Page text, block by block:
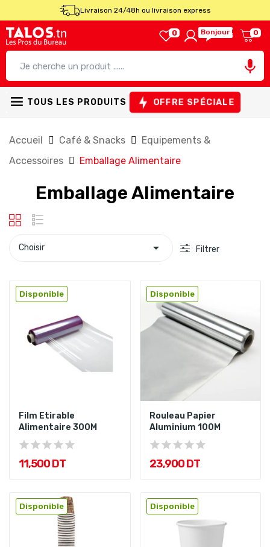
Livraison 24/48h ou livraison express
0 Bonjour ! 0

TOUS LES PRODUITS OFFRE SPÉCIALE
Accueil Café & Snacks
Equipements &
Accessoires
Emballage Alimentaire
Emballage Alimentaire
Choisir  Filtrer
Disponible
Film Etirable
Alimentaire 300M
11,500 DT
Disponible
Rouleau Papier
Aluminium 100M
23,900 DT
Disponible Disponible